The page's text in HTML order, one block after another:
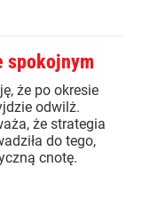
spokojnym
że po okresie
odwilż.
że strategia
do tego,
cnotę.